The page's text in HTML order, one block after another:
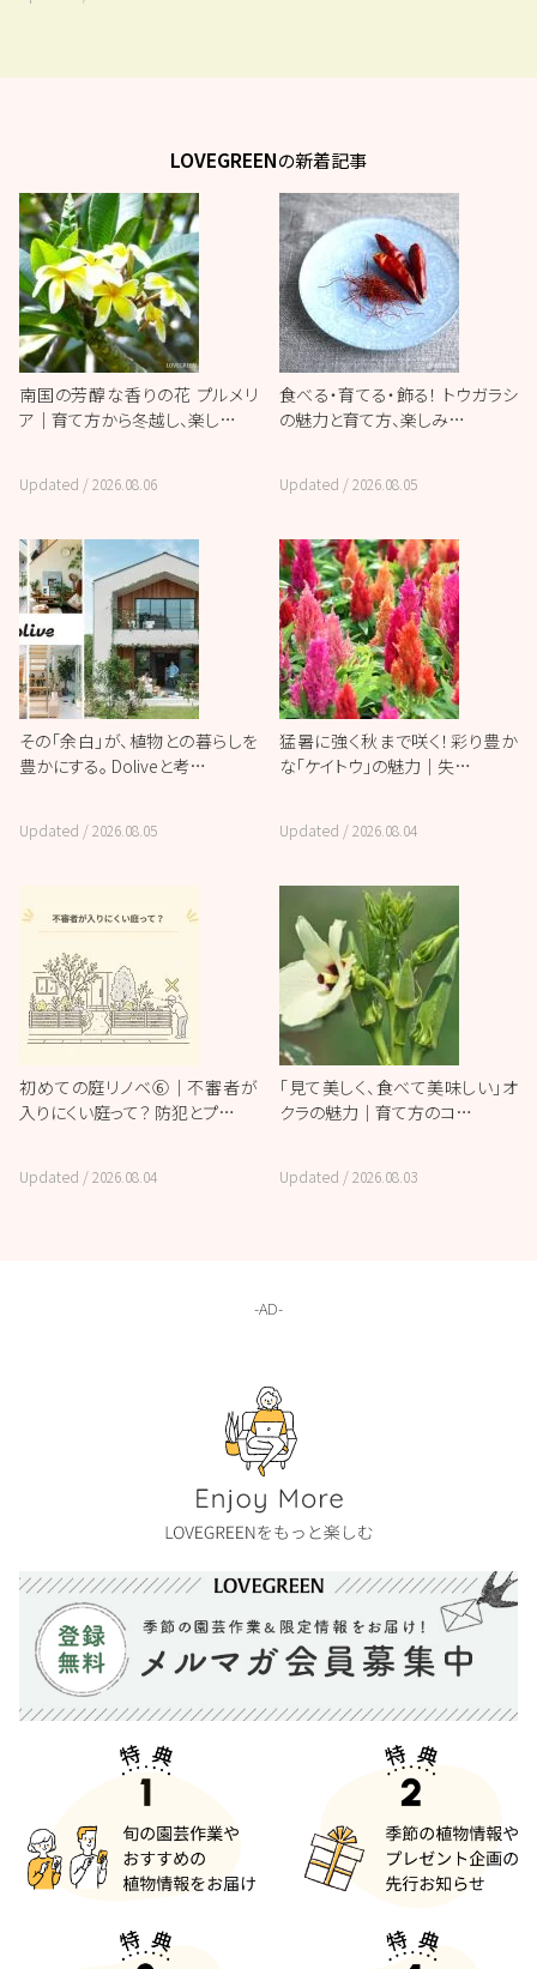
LOVEGREENの新着記事
南国の芳醇な香りの花 プルメリ
ア｜育て方から冬越し、楽し…
Updated /2026.08.06
食べる・育てる・飾る！ トウガラシ
の魅力と育て方、楽しみ…
Updated /2026.08.05
その「余白」が、植物との暮らしを
豊かにする。 Doliveと考…
Updated /2026.08.05
猛暑に強く秋まで咲く！彩り豊か
な「ケイトウ」の魅力｜失…
Updated /2026.08.04
初めての庭リノベ⑥｜不審者が
入りにくい庭って？ 防犯とプ…
Updated /2026.08.04
「見て美しく、食べて美味しい」オ
クラの魅力｜育て方のコ…
Updated /2026.08.03